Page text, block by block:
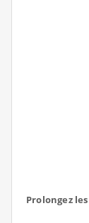
Prolongez